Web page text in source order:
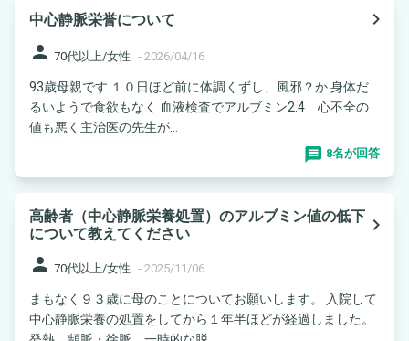
中心静脈栄誉について
navigate_next
person 70代以上/女性 - 2026/04/16
93歳母親です １０日ほど前に体調くずし、風邪？か 身体だ
るいようで食欲もなく 血液検査でアルブミン2.4 心不全の
値も悪く主治医の先生が...
8名が回答
高齢者（中心静脈栄養処置）のアルブミン値の低下
について教えてください
navigate_next
person 70代以上/女性 - 2025/11/06
まもなく９３歳に母のことについてお願いします。 入院して
中心静脈栄養の処置をしてから１年半ほどが経過しました。